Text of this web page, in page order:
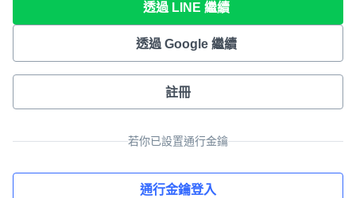
透過 LINE 繼續
透過 Google 繼續
註冊
若你已設置通行金鑰
通行金鑰登入